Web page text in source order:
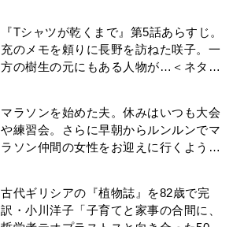
『Tシャツが乾くまで』第5話あらすじ。
充のメモを頼りに長野を訪ねた咲子。一
方の樹生の元にもある人物が…＜ネタバ
マラソンを始めた夫。休みはいつも大会
や練習会。さらに早朝からルンルンでマ
ラソン仲間の女性をお迎えに行くように
古代ギリシアの『植物誌』を82歳で完
訳・小川洋子「子育てと家事の合間に、